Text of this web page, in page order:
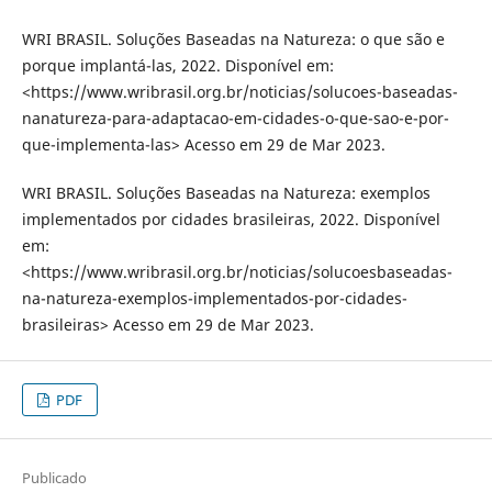
WRI BRASIL. Soluções Baseadas na Natureza: o que são e
porque implantá-las, 2022. Disponível em:
<https://www.wribrasil.org.br/noticias/solucoes-baseadas-
nanatureza-para-adaptacao-em-cidades-o-que-sao-e-por-
que-implementa-las> Acesso em 29 de Mar 2023.
WRI BRASIL. Soluções Baseadas na Natureza: exemplos
implementados por cidades brasileiras, 2022. Disponível
em:
<https://www.wribrasil.org.br/noticias/solucoesbaseadas-
na-natureza-exemplos-implementados-por-cidades-
brasileiras> Acesso em 29 de Mar 2023.
PDF
Publicado